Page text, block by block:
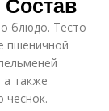
блюдо. Тесто
пшеничной
а также
чеснок.